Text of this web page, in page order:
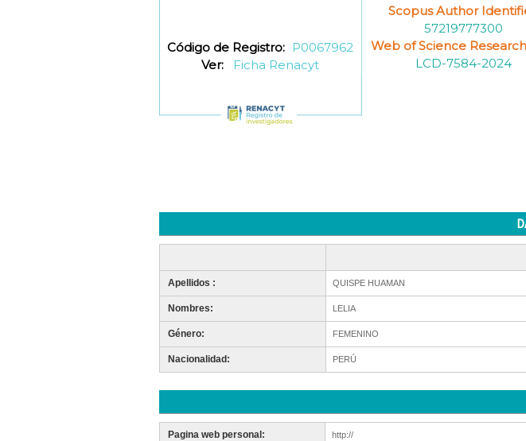
Código de Registro: P0067962
Ver:
Ficha Renacyt
Scopus Author
57219777300
Web of Science
LCD-7584-2024
Apellidos : QUISPE HUAMAN
Nombres: LELIA
Género: FEMENINO
Nacionalidad: PERÚ
Pagina web personal: http://